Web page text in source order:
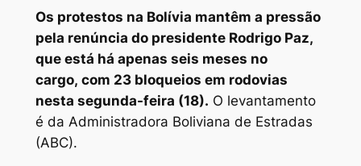
Os protestos na Bolívia mantêm a pressão
pela renúncia do presidente Rodrigo Paz,
que está há apenas seis meses no
cargo, com 23 bloqueios em rodovias
nesta segunda-feira (18). O levantamento
é da Administradora Boliviana de Estradas
(ABC).